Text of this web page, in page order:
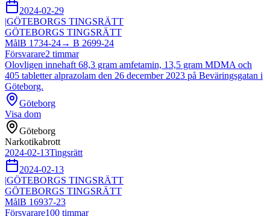
2024-02-29
|GÖTEBORGS TINGSRÄTT
GÖTEBORGS TINGSRÄTT
MålB 1734-24→ B 2699-24
Försvarare2 timmar
Olovligen innehaft 68,3 gram amfetamin, 13,5 gram MDMA och
405 tabletter alprazolam den 26 december 2023 på Beväringsgatan i
Göteborg.
Göteborg
Visa dom
Göteborg
Narkotikabrott
2024-02-13Tingsrätt
2024-02-13
|GÖTEBORGS TINGSRÄTT
GÖTEBORGS TINGSRÄTT
MålB 16937-23
Försvarare100 timmar